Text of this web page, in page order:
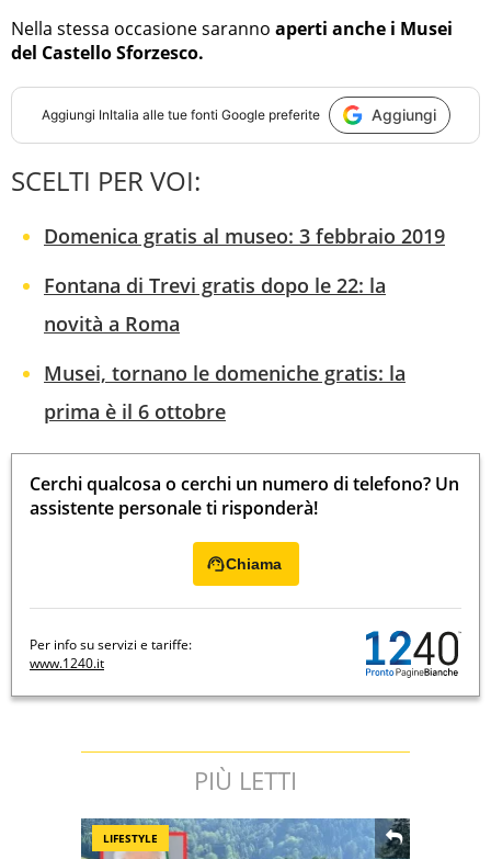
Nella stessa occasione saranno aperti anche i Musei
del Castello Sforzesco.
Aggiungi InItalia alle tue fonti Google preferite Aggiungi
SCELTI PER VOI:
Domenica gratis al museo: 3 febbraio 2019
Fontana di Trevi gratis dopo le 22: la
novità a Roma
Musei, tornano le domeniche gratis: la
prima è il 6 ottobre
Cerchi qualcosa o cerchi un numero di telefono? Un
assistente personale ti risponderà!
Chiama
Per info su servizi e tariffe:
www.1240.it
PIÙ LETTI
LIFESTYLE